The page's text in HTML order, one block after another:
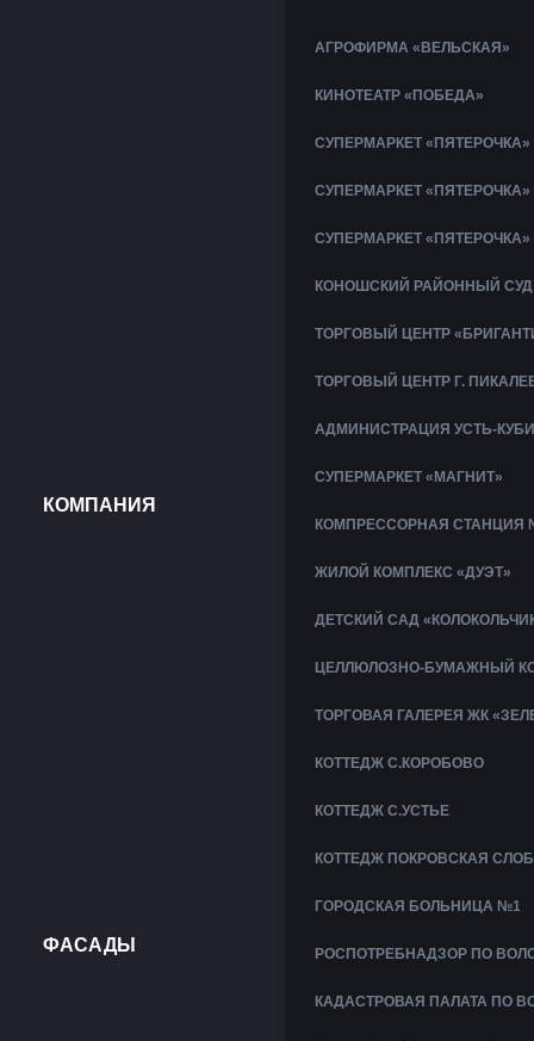
КОМПАНИЯ
ФАСАДЫ
АГРОФИРМА «ВЕЛЬСКАЯ»
КИНОТЕАТР «ПОБЕДА»
СУПЕРМАРКЕТ «ПЯТЕРОЧКА»
СУПЕРМАРКЕТ «ПЯТЕРОЧКА»
СУПЕРМАРКЕТ «ПЯТЕРОЧКА»
КОНОШСКИЙ РАЙОННЫЙ СУД
ТОРГОВЫЙ ЦЕНТР
ТОРГОВЫЙ ЦЕНТР Г.
АДМИНИСТРАЦИЯ УСТЬ-
СУПЕРМАРКЕТ «МАГНИТ»
КОМПРЕССОРНАЯ СТАНЦИЯ
ЖИЛОЙ КОМПЛЕКС «ДУЭТ»
ДЕТСКИЙ САД
ЦЕЛЛЮЛОЗНО-БУМАЖНЫЙ
ТОРГОВАЯ ГАЛЕРЕЯ ЖК
КОТТЕДЖ С.КОРОБОВО
КОТТЕДЖ С.УСТЬЕ
КОТТЕДЖ ПОКРОВСКАЯ
ГОРОДСКАЯ БОЛЬНИЦА №1
РОСПОТРЕБНАДЗОР ПО
КАДАСТРОВАЯ ПАЛАТА ПО